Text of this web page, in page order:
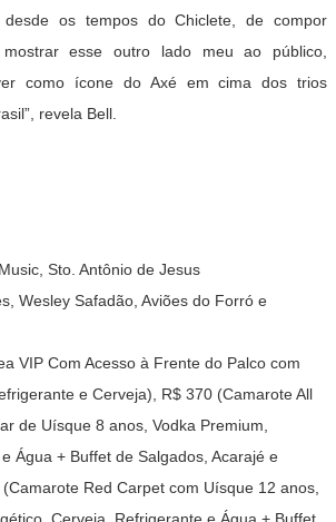
os tempos do Chiclete, de compor
esse outro lado meu ao público,
como ícone do Axé em cima dos trios
revela Bell.
Sto. Antônio de Jesus
Wesley Safadão, Aviões do Forró e
VIP Com Acesso à Frente do Palco com
e Cerveja), R$ 370 (Camarote All
de Uísque 8 anos, Vodka Premium,
Água + Buffet de Salgados, Acarajé e
Red Carpet com Uísque 12 anos,